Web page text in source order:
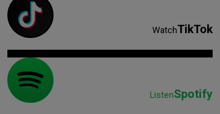
WatchTikTok
ListenSpotify